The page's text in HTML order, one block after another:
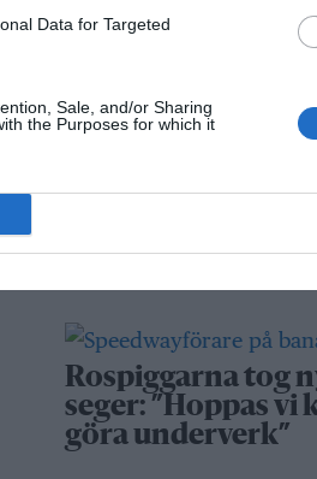
Data for Targeted
Sale, and/or Sharing
the Purposes for which it
för hemmamatch
mot serieledarna
fotbollsnätverk
Rospiggarna tog
seger: ”Hoppas vi
göra underverk”